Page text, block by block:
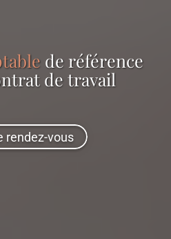
de référence
de travail
rendez-vous